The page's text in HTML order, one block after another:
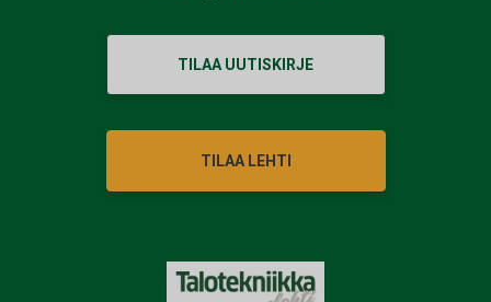
TILAA UUTISKIRJE
TILAA LEHTI